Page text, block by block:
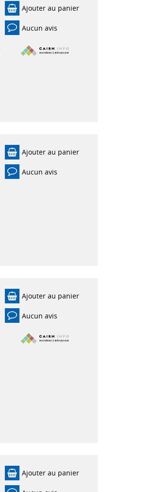
Ajouter au panier
Aucun avis
Ajouter au panier
Aucun avis
Ajouter au panier
Aucun avis
Ajouter au panier